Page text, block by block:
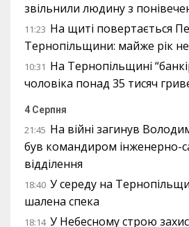
звільнили людину з
11:23 На щиті повертається
Тернопільщини: майже рік
10:31 На Тернопільщині
чоловіка понад 35 тисяч
4 Серпня
21:45 На війні загинув
був командиром інженерно-
відділення
18:40 У середу на
шалена спека
18:14 У Небесному строю